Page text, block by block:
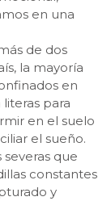
en una
de dos
la mayoría
en
para
en el suelo
el sueño.
que
constantes
y